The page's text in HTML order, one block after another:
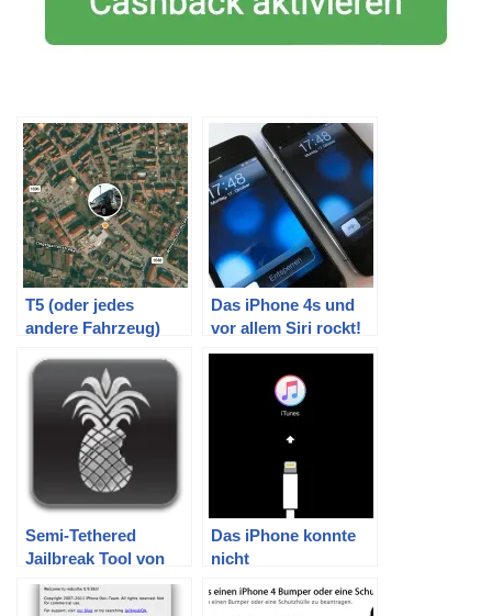
T5 (oder jedes
andere Fahrzeug)
tracken mit altem
iPhone
Das iPhone 4s und
vor allem Siri rockt!
Semi-Tethered
Jailbreak Tool von
BigBoss
Das iPhone konnte
nicht
werden. Ein